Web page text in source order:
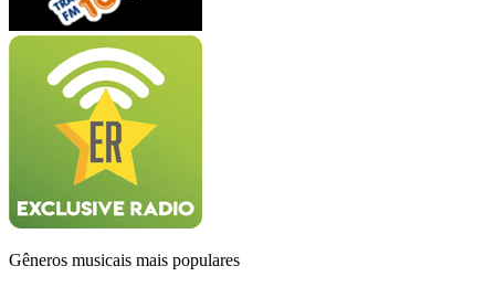
Gêneros musicais mais populares